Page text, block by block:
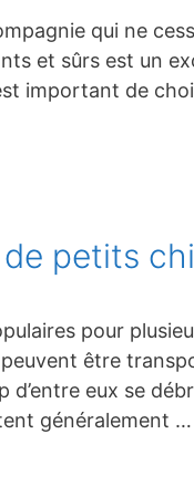
qui ne
et sûrs est un
important de
petits
pour
être
d’entre eux se
généralement …